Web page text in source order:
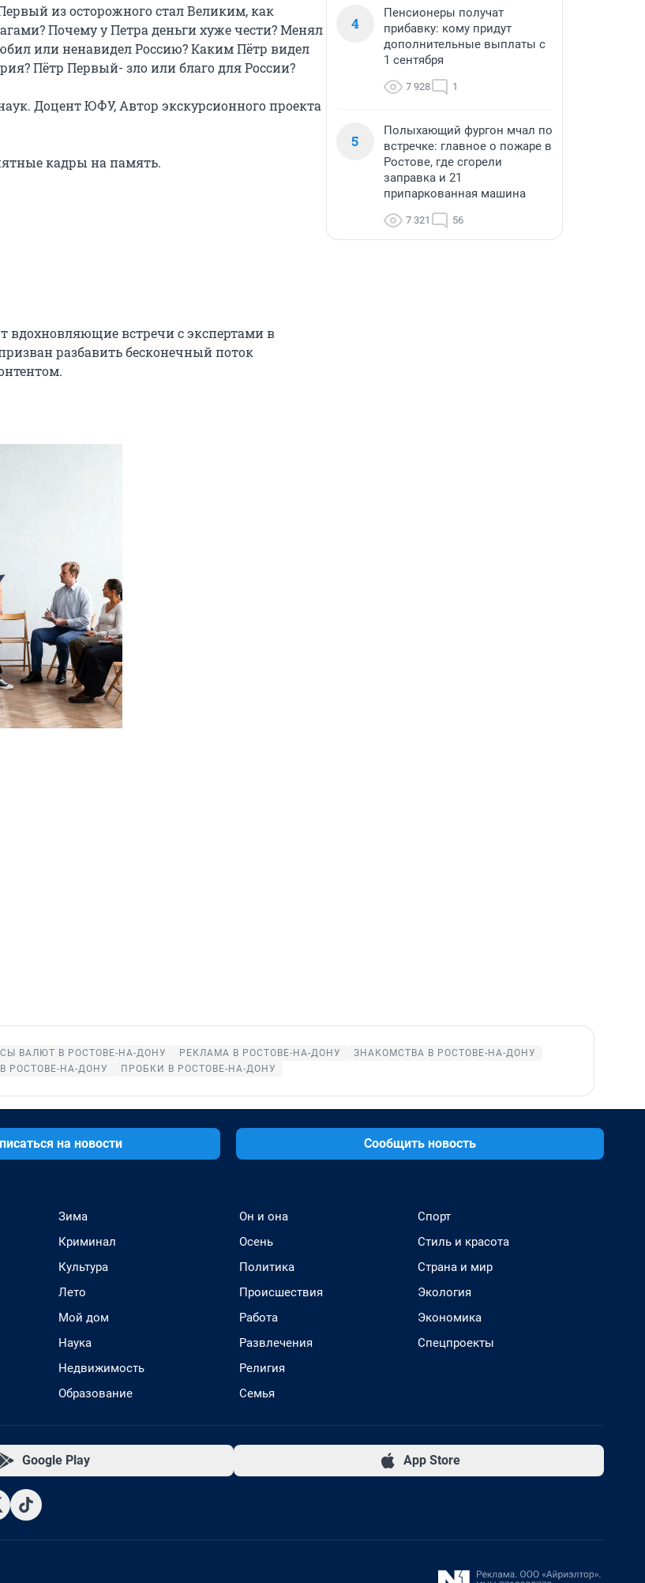
из осторожного стал Великим, как
Почему у Петра деньги хуже чести? Менял
или ненавидел Россию? Каким Пётр видел
Пётр Первый- зло или благо для России?
Доцент ЮФУ, Автор экскурсионного проекта
кадры на память.
вдохновляющие встречи с экспертами в
разбавить бесконечный поток
4
Пенсионеры получат
прибавку: кому придут
дополнительные выплаты с
1 сентября
7 928 1
5
Полыхающий фургон мчал по
встречке: главное о пожаре в
Ростове, где сгорели
заправка и 21
припаркованная машина
7 321 56
ВАЛЮТ В РОСТОВЕ-НА-ДОНУ РЕКЛАМА В РОСТОВЕ-НА-ДОНУ
ЗНАКОМСТВА В РОСТОВЕ-НА-ДОНУ
РОСТОВЕ-НА-ДОНУ
ПРОБКИ В РОСТОВЕ-НА-ДОНУ
на новости Сообщить новость
Зима
Криминал
Культура
Лето
Мой дом
Наука
Недвижимость
Образование
Он и она
Осень
Политика
Происшествия
Работа
Развлечения
Религия
Семья
Спорт
Стиль и красота
Страна и мир
Экология
Экономика
Спецпроекты
Google Play App Store